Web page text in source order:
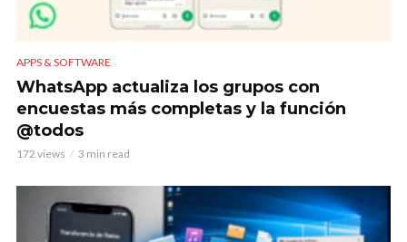
APPS & SOFTWARE
WhatsApp actualiza los grupos con
encuestas más completas y la función
@todos
172 views 3 min read